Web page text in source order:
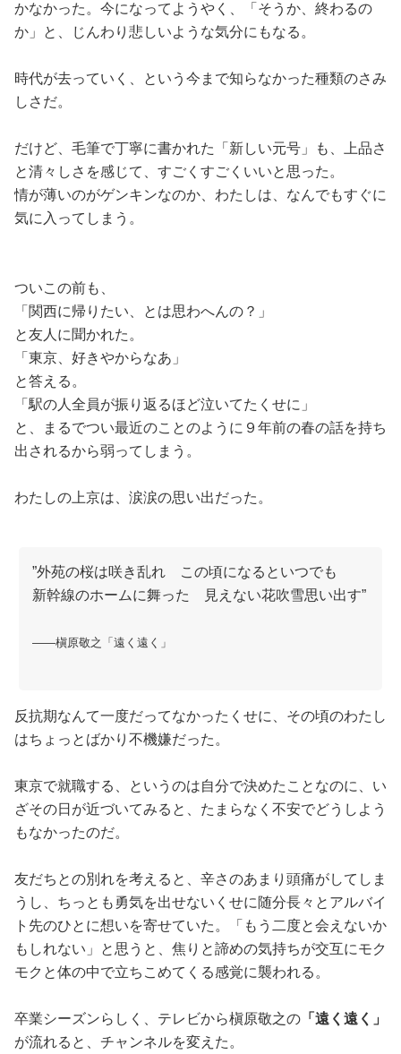
かなかった。今になってようやく、「そうか、終わるの
か」と、じんわり悲しいような気分にもなる。
時代が去っていく、という今まで知らなかった種類のさみ
しさだ。
だけど、毛筆で丁寧に書かれた「新しい元号」も、上品さ
と清々しさを感じて、すごくすごくいいと思った。
情が薄いのがゲンキンなのか、わたしは、なんでもすぐに
気に入ってしまう。
ついこの前も、
「関西に帰りたい、とは思わへんの？」
と友人に聞かれた。
「東京、好きやからなあ」
と答える。
「駅の人全員が振り返るほど泣いてたくせに」
と、まるでつい最近のことのように９年前の春の話を持ち
出されるから弱ってしまう。
わたしの上京は、涙涙の思い出だった。
”外苑の桜は咲き乱れ この頃になるといつでも
新幹線のホームに舞った 見えない花吹雪思い出す”
――槇原敬之「遠く遠く」
反抗期なんて一度だってなかったくせに、その頃のわたし
はちょっとばかり不機嫌だった。
東京で就職する、というのは自分で決めたことなのに、い
ざその日が近づいてみると、たまらなく不安でどうしよう
もなかったのだ。
友だちとの別れを考えると、辛さのあまり頭痛がしてしま
うし、ちっとも勇気を出せないくせに随分長々とアルバイ
ト先のひとに想いを寄せていた。「もう二度と会えないか
もしれない」と思うと、焦りと諦めの気持ちが交互にモク
モクと体の中で立ちこめてくる感覚に襲われる。
卒業シーズンらしく、テレビから槇原敬之の 「遠く遠く」
が流れると、チャンネルを変えた。